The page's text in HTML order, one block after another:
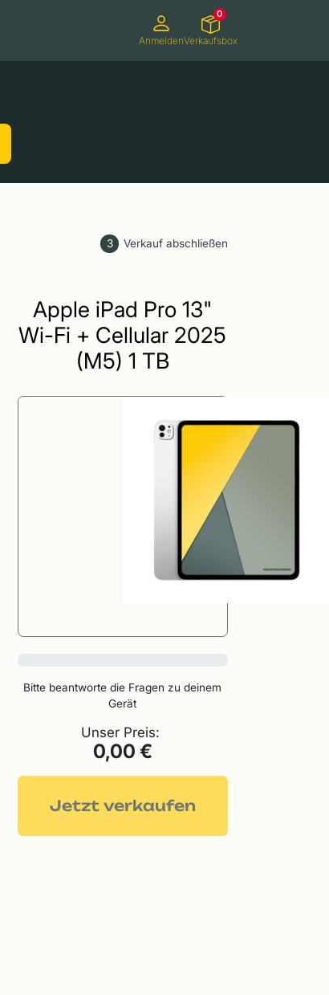
AnmeldenVerkaufsbox
0
3 Verkauf abschließen
Apple iPad Pro 13"
Wi-Fi + Cellular 2025
(M5) 1 TB
Bitte beantworte die Fragen zu deinem
Gerät
Unser Preis:
0,00 €
Jetzt verkaufen